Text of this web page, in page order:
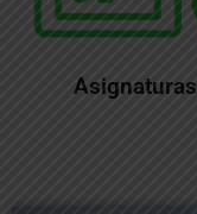
Asignaturas